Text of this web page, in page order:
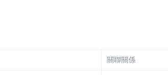
機應用程式外，SpeedTrader還提供各種不同設備
關聯關係